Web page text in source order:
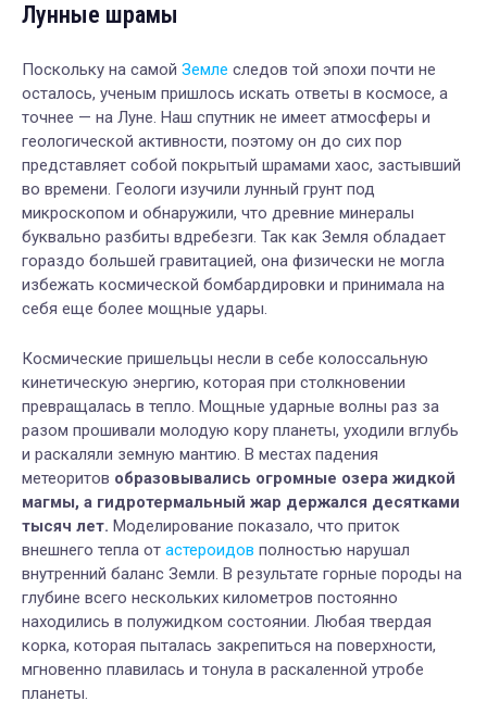
Лунные шрамы
Поскольку на самой Земле следов той эпохи почти не
осталось, ученым пришлось искать ответы в космосе, а
точнее — на Луне. Наш спутник не имеет атмосферы и
геологической активности, поэтому он до сих пор
представляет собой покрытый шрамами хаос, застывший
во времени. Геологи изучили лунный грунт под
микроскопом и обнаружили, что древние минералы
буквально разбиты вдребезги. Так как Земля обладает
гораздо большей гравитацией, она физически не могла
избежать космической бомбардировки и принимала на
себя еще более мощные удары.
Космические пришельцы несли в себе колоссальную
кинетическую энергию, которая при столкновении
превращалась в тепло. Мощные ударные волны раз за
разом прошивали молодую кору планеты, уходили вглубь
и раскаляли земную мантию. В местах падения
метеоритов образовывались огромные озера жидкой
магмы, а гидротермальный жар держался десятками
тысяч лет. Моделирование показало, что приток
внешнего тепла от астероидов полностью нарушал
внутренний баланс Земли. В результате горные породы на
глубине всего нескольких километров постоянно
находились в полужидком состоянии. Любая твердая
корка, которая пыталась закрепиться на поверхности,
мгновенно плавилась и тонула в раскаленной утробе
планеты.